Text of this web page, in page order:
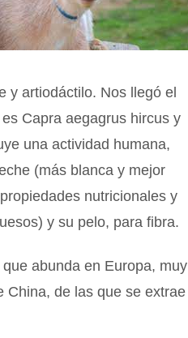
y artiodáctilo. Nos llegó el
Capra aegagrus hircus y
una actividad humana,
(más blanca y mejor
nutricionales y
y su pelo, para fibra.
abunda en Europa, muy
China, de las que se extrae